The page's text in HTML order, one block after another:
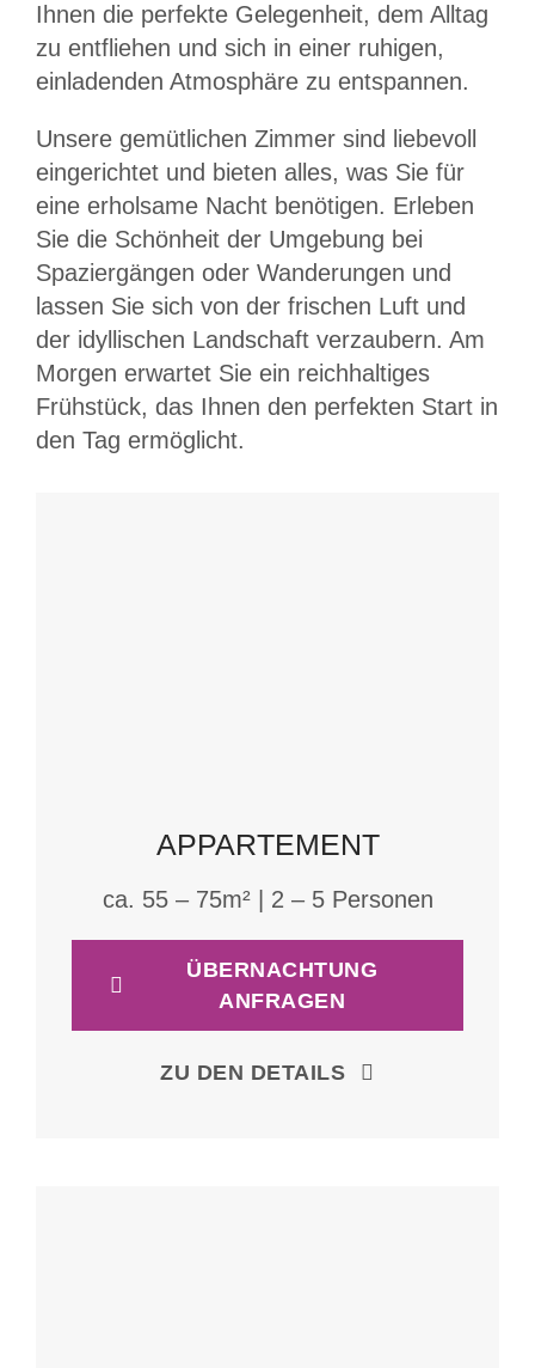
Ihnen die perfekte Gelegenheit, dem Alltag
zu entfliehen und sich in einer ruhigen,
einladenden Atmosphäre zu entspannen.
Unsere gemütlichen Zimmer sind liebevoll
eingerichtet und bieten alles, was Sie für
eine erholsame Nacht benötigen. Erleben
Sie die Schönheit der Umgebung bei
Spaziergängen oder Wanderungen und
lassen Sie sich von der frischen Luft und
der idyllischen Landschaft verzaubern. Am
Morgen erwartet Sie ein reichhaltiges
Frühstück, das Ihnen den perfekten Start in
den Tag ermöglicht.
APPARTEMENT
ca. 55 – 75m² | 2 – 5 Personen
ÜBERNACHTUNG
ANFRAGEN
ZU DEN DETAILS